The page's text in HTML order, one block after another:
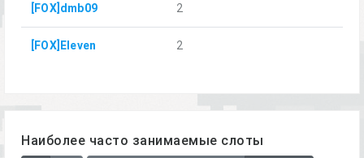
[FOX]dmb09 2
[FOX]Eleven 2
Наиболее часто занимаемые слоты